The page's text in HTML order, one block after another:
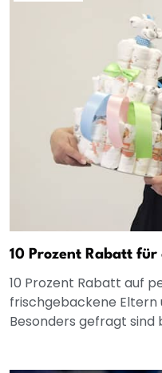
10 Prozent Rabatt
10 Prozent Rabatt auf
frischgebackene Eltern
Besonders gefragt sind